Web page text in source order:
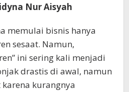
Nur Aisyah
memulai bisnis hanya
sesaat. Namun,
ini sering kali menjadi
drastis di awal, namun
kurangnya